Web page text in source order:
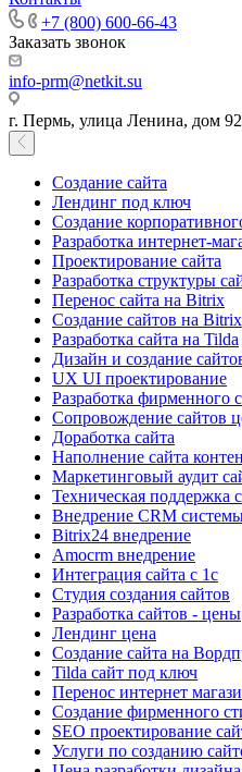
+7 (800) 600-66-43
Заказать звонок
info-prm@netkit.su
г. Пермь, улица Ленина, дом 92
Создание сайта
Лендинг под ключ
Создание
Разработка интернет-
Проектирование сайта
Разработка структуры
Перенос сайта на Bitrix
Создание сайтов на Bitrix
Разработка сайта на Tilda
Дизайн и создание
UX UI проектирование
Разработка фирменного
Сопровождение сайтов
Доработка сайта
Наполнение сайта
Маркетинговый аудит
Техническая поддержка
Внедрение CRM
Bitrix24 внедрение
Amocrm внедрение
Интеграция сайта с 1с
Cтудия создания сайтов
Разработка сайтов - цены
Лендинг цена
Создание сайта на
Tilda сайт под ключ
Перенос интернет
Создание фирменного
SEO проектирование
Услуги по созданию